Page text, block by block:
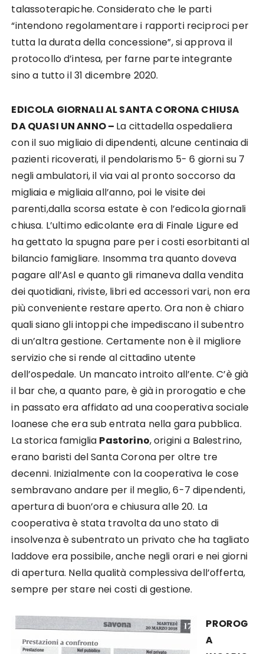
talassoterapiche. Considerato che le parti
“intendono regolamentare i rapporti reciproci per
tutta la durata della concessione”, si approva il
protocollo d’intesa, per farne parte integrante
sino a tutto il 31 dicembre 2020.
EDICOLA GIORNALI AL SANTA CORONA CHIUSA
DA QUASI UN ANNO – La cittadella ospedaliera
con il suo migliaio di dipendenti, alcune centinaia di
pazienti ricoverati, il pendolarismo 5- 6 giorni su 7
negli ambulatori, il via vai al pronto soccorso da
migliaia e migliaia all’anno, poi le visite dei
parenti,dalla scorsa estate è con l’edicola giornali
chiusa. L’ultimo edicolante era di Finale Ligure ed
ha gettato la spugna pare per i costi esorbitanti al
bilancio famigliare. Insomma tra quanto doveva
pagare all’Asl e quanto gli rimaneva dalla vendita
dei quotidiani, riviste, libri ed accessori vari, non era
più conveniente restare aperto. Ora non è chiaro
quali siano gli intoppi che impediscano il subentro
di un’altra gestione. Certamente non è il migliore
servizio che si rende al cittadino utente
dell’ospedale. Un mancato introito all’ente. C’è già
il bar che, a quanto pare, è già in prorogatio e che
in passato era affidato ad una cooperativa sociale
loanese che era sub entrata nella gara pubblica.
La storica famiglia Pastorino, origini a Balestrino,
erano baristi del Santa Corona per oltre tre
decenni. Inizialmente con la cooperativa le cose
sembravano andare per il meglio, 6-7 dipendenti,
apertura di buon’ora e chiusura alle 20. La
cooperativa è stata travolta da uno stato di
insolvenza è subentrato un privato che ha tagliato
laddove era possibile, anche negli orari e nei giorni
di apertura. Nella qualità complessiva dell’offerta,
sempre per stare nei costi di gestione.
PROROG
A